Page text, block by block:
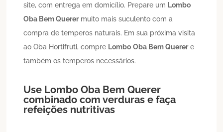
site, com entrega em domicílio. Prepare um Lombo
Oba Bem Querermuito mais suculento com a
compra de temperos naturais. Em sua próxima visita
ao Oba Hortifruti, compre Lombo Oba Bem Querere
também os temperos necessários.
Use Lombo Oba Bem Querer
combinado com verduras e faça
refeições nutritivas